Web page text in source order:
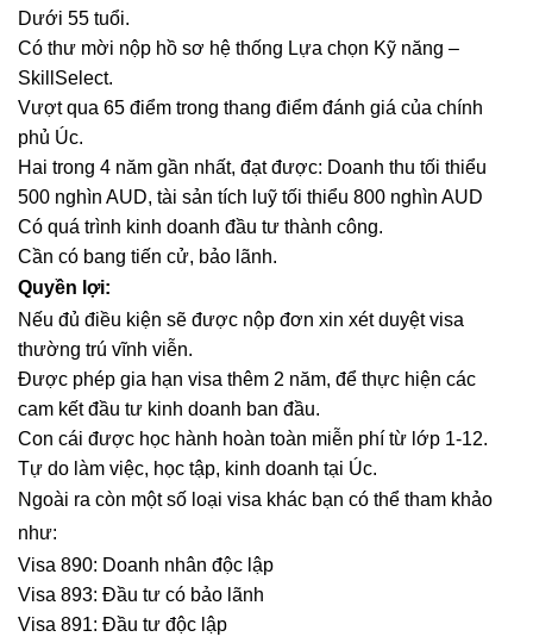
Dưới 55 tuổi.
Có thư mời nộp hồ sơ hệ thống Lựa chọn Kỹ năng –
SkillSelect.
Vượt qua 65 điểm trong thang điểm đánh giá của chính
phủ Úc.
Hai trong 4 năm gần nhất, đạt được:​ Doanh thu tối thiểu
500 nghìn AUD, tài sản tích luỹ tối thiểu 800 nghìn AUD
Có quá trình kinh doanh đầu tư thành công.
Cần có bang tiến cử, bảo lãnh.
Quyền lợi:
Nếu đủ điều kiện sẽ được nộp đơn xin xét duyệt visa
thường trú vĩnh viễn.
Được phép gia hạn visa thêm 2 năm, để thực hiện các
cam kết đầu tư kinh doanh ban đầu.
Con cái được học hành hoàn toàn miễn phí từ lớp 1-12.
Tự do làm việc, học tập, kinh doanh tại Úc.
Ngoài ra còn một số loại visa khác bạn có thể tham khảo
như:
Visa 890: Doanh nhân độc lập
Visa 893: Đầu tư có bảo lãnh
Visa 891: Đầu tư độc lập